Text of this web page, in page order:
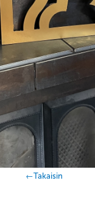
←Takaisin